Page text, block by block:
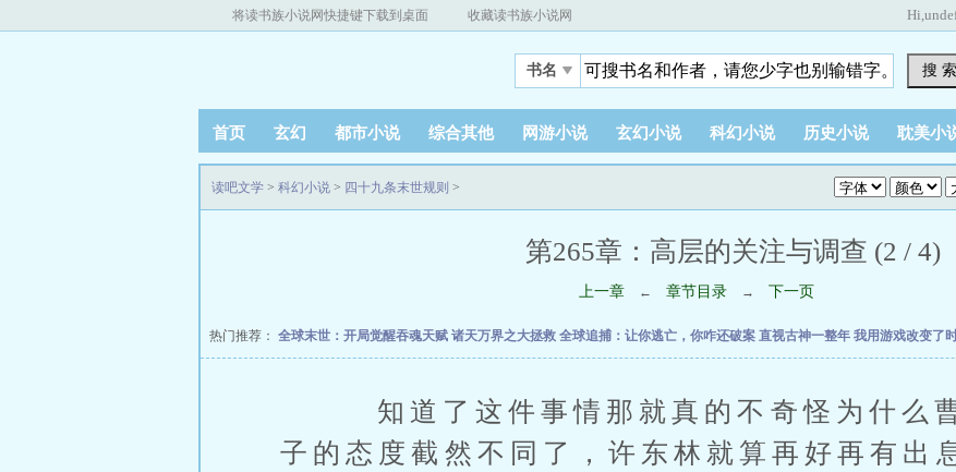
将读书族小说网快捷键下载到桌面 收藏读书族小说网 Hi,
书名 搜 索
首页 玄幻 都市小说 综合其他 网游小说 玄幻小说 科幻小说 历史小说 耽美小
读吧文学 > 科幻小说 > 四十九条末世规则 >
第265章：高层的关注与调查 (2 / 4)
上一章 ← 章节目录 → 下一页
热门推荐： 全球末世：开局觉醒吞魂天赋 诸天万界之大拯救 全球追捕：让你逃亡，你咋还破案 直视古神一整年 我用游戏改变了
知道了这件事情那就真的不奇怪为什么曹
子的态度截然不同了，许东林就算再好再有出